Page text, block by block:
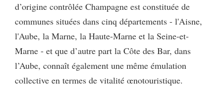
d’origine contrôlée Champagne est constituée de
communes situées dans cinq départements - l'Aisne,
l'Aube, la Marne, la Haute-Marne et la Seine-et-
Marne - et que d’autre part la Côte des Bar, dans
l’Aube, connaît également une même émulation
collective en termes de vitalité œnotouristique.